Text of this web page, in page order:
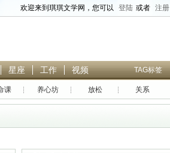
欢迎来到琪琪文学网，您可以 登陆 或者 注册
星座 工作 视频 TAG标签
课 养心坊 放松 关系